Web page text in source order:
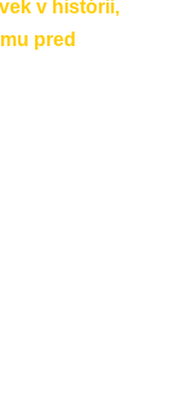
v histórii,
pred